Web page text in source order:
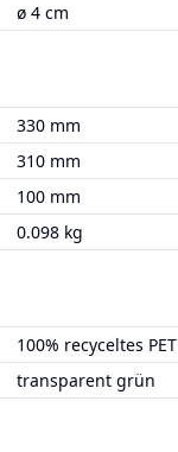
ø 4 cm
330 mm
310 mm
100 mm
0.098 kg
100% recyceltes PET
transparent grün